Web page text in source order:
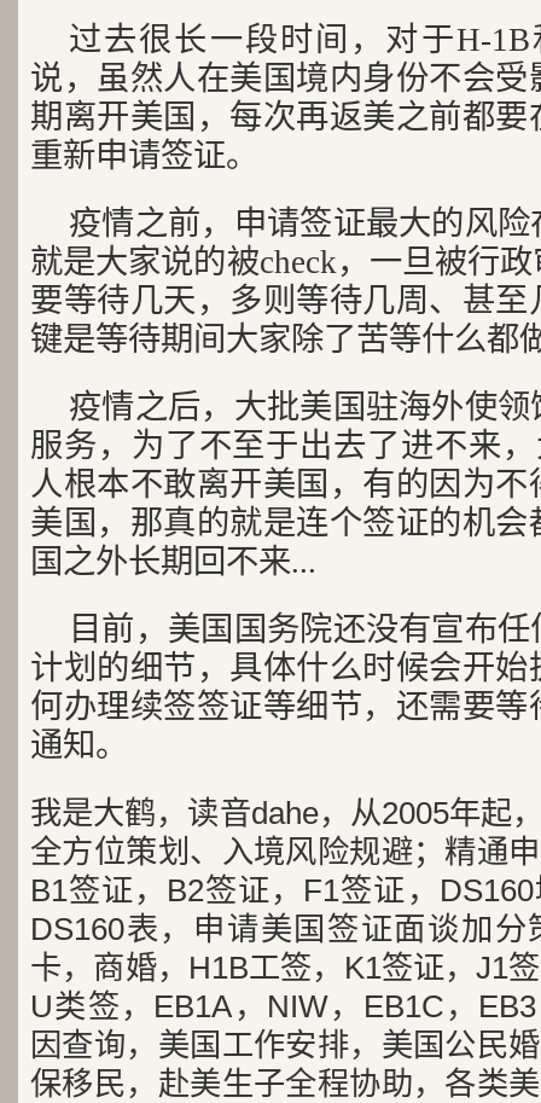
过去很长一段时间，对于H-
说，虽然人在美国境内身份不会
期离开美国，每次再返美之前都
重新申请签证。
疫情之前，申请签证最大的风
就是大家说的被check，一旦被行
要等待几天，多则等待几周、甚
键是等待期间大家除了苦等什么都
疫情之后，大批美国驻海外使
服务，为了不至于出去了进不来
人根本不敢离开美国，有的因为
美国，那真的就是连个签证的机
国之外长期回不来...
目前，美国国务院还没有宣布
计划的细节，具体什么时候会开
何办理续签签证等细节，还需要
通知。
我是大鹤，读音dahe，从2005年起
全方位策划、入境风险规避；精通
B1签证，B2签证，F1签证，
DS160表，申请美国签证面谈加
卡，商婚，H1B工签，K1签证，J1
U类签，EB1A，NIW，EB1C，
因查询，美国工作安排，美国公民
保移民，赴美生子全程协助，各类